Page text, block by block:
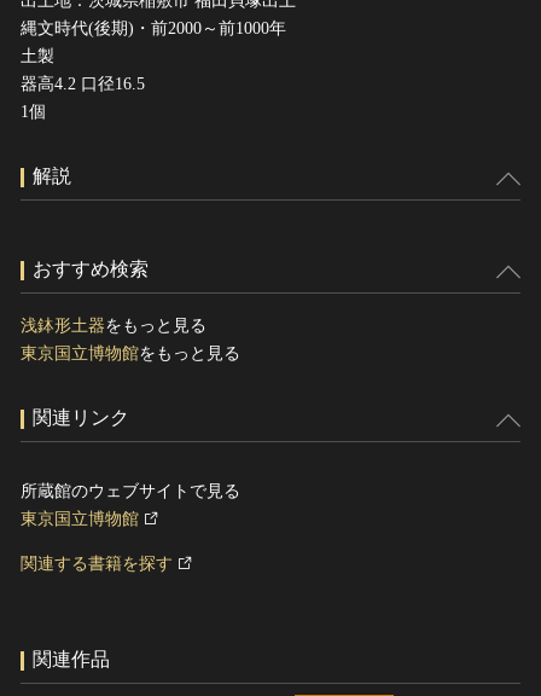
縄文時代(後期)・前2000～前1000年
土製
器高4.2 口径16.5
1個
解説
おすすめ検索
浅鉢形土器をもっと見る
東京国立博物館をもっと見る
関連リンク
所蔵館のウェブサイトで見る
東京国立博物館
関連する書籍を探す
関連作品